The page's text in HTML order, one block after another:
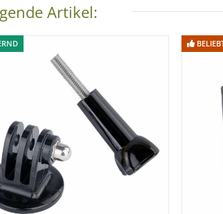
Artikel: